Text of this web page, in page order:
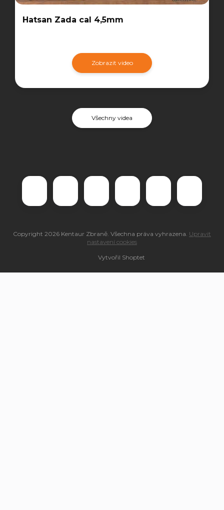
Hatsan Zada cal 4,5mm
Zobrazit video
Všechny videa
Vytvořil Shoptet
Copyright 2026 Kentaur Zbraně. Všechna práva vyhrazena. Upravit
nastavení cookies